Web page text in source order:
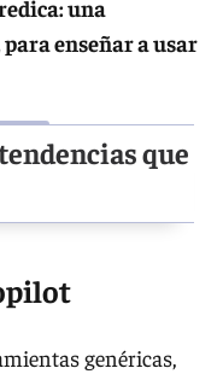
una
enseñar a usar
que
genéricas,